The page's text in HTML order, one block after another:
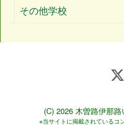
その他学校
(C) 2026 木曽路伊那路
※当サイトに掲載されているコ